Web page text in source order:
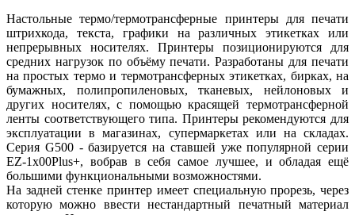
Настольные термо/термотрансферные принтеры для печати
штрихкода, текста, графики на различных этикетках или
непрерывных носителях. Принтеры позиционируются для
средних нагрузок по объёму печати. Разработаны для печати
на простых термо и термотрансферных этикетках, бирках, на
бумажных, полипропиленовых, тканевых, нейлоновых и
других носителях, с помощью красящей термотрансферной
ленты соответствующего типа. Принтеры рекомендуются для
эксплуатации в магазинах, супермаркетах или на складах.
Серия G500 - базируется на ставшей уже популярной серии
EZ-1x00Plus+, вобрав в себя самое лучшее, и обладая ещё
большими функциональными возможностями.
На задней стенке принтер имеет специальную прорезь, через
которую можно ввести нестандартный печатный материал